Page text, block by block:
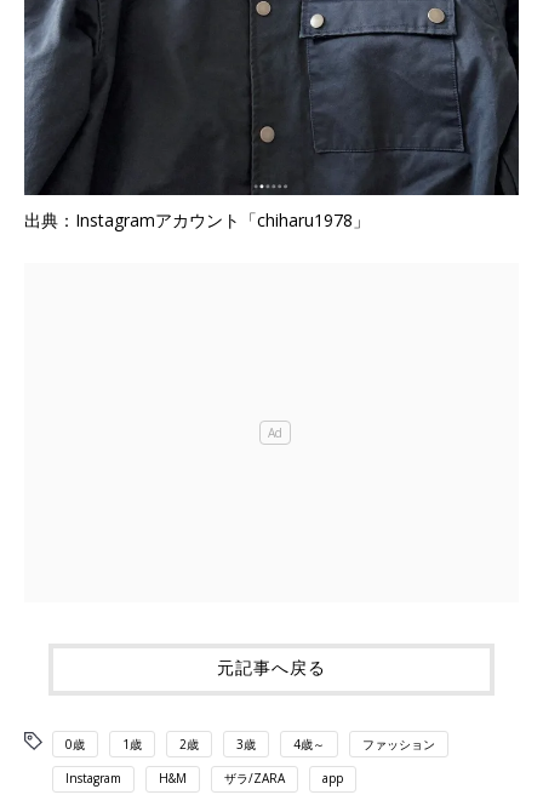
出典：Instagramアカウント「chiharu1978」
元記事へ戻る
0歳 1歳 2歳 3歳 4歳～ ファッション
Instagram H&M ザラ/ZARA app